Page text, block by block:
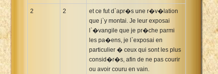
2 2
et ce fut d`apr�s une r�v�lation
que j`y montai. Je leur exposai
l`�vangile que je pr�che parmi
les pa�ens, je l`exposai en
particulier � ceux qui sont les plus
consid�r�s, afin de ne pas courir
ou avoir couru en vain.